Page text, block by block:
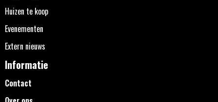
Huizen te koop
Evenementen
Extern nieuws
Informatie
Contact